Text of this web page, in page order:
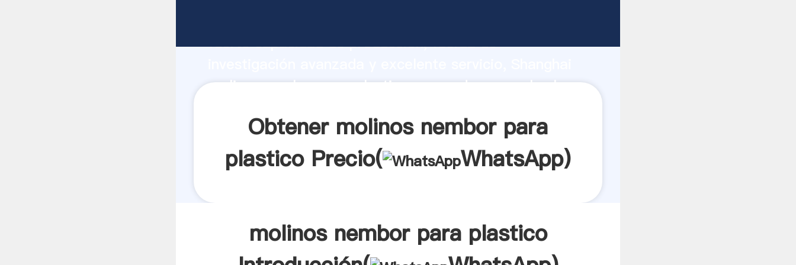
fuerte capacidad de producción, fuerza de
molinos nembor para plastico proveedor crea el valor y
Obtener molinos nembor para
plastico Precio(
WhatsApp)
molinos nembor para plastico